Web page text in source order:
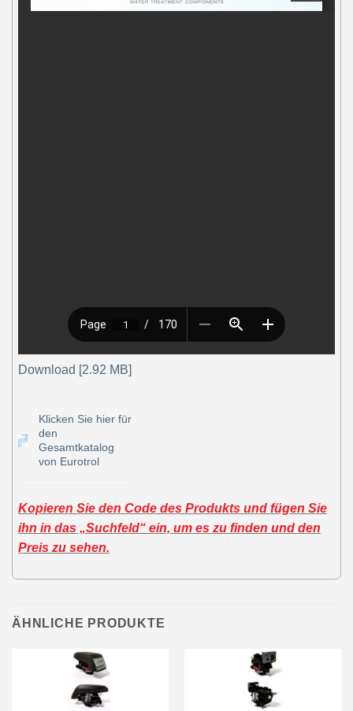
Download [2.92 MB]
Klicken Sie hier für
den
Gesamtkatalog
von Eurotrol
Kopieren Sie den Code des Produkts und fügen Sie
ihn in das „Suchfeld“ ein, um es zu finden und den
Preis zu sehen.
ÄHNLICHE PRODUKTE